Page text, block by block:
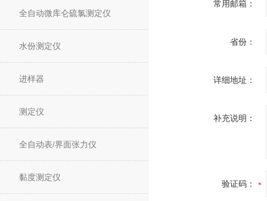
全自动微库仑硫氯测定仪
水份测定仪
进样器
测定仪
全自动表/界面张力仪
黏度测定仪
常用邮箱：
省份：
详细地址：
补充说明：
验证码：